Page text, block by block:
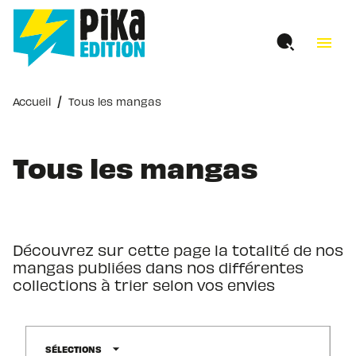
MENU RECHERCHE
PIED DE PAGE
menu
Accueil / Tous les mangas
Tous les mangas
Découvrez sur cette page la totalité de nos
mangas publiées dans nos différentes
collections à trier selon vos envies
SÉLECTIONS arrow_drop_down